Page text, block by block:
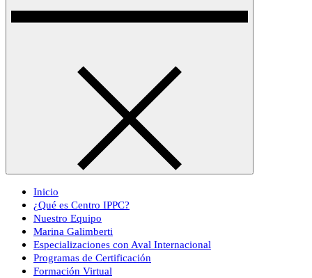
Inicio
¿Qué es Centro IPPC?
Nuestro Equipo
Marina Galimberti
Especializaciones con Aval Internacional
Programas de Certificación
Formación Virtual